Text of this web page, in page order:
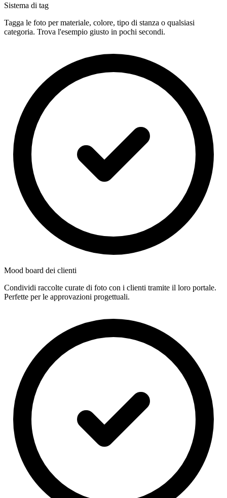
Sistema di tag
Tagga le foto per materiale, colore, tipo di stanza o qualsiasi
categoria. Trova l'esempio giusto in pochi secondi.
Mood board dei clienti
Condividi raccolte curate di foto con i clienti tramite il loro portale.
Perfette per le approvazioni progettuali.